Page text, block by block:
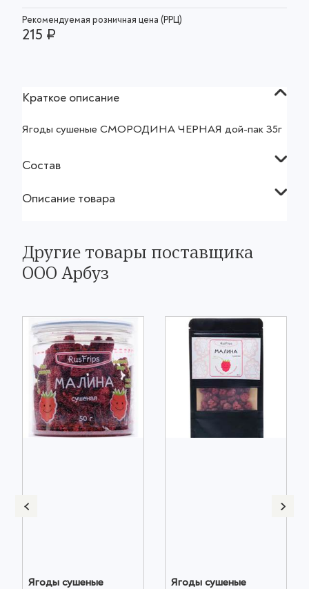
Рекомендуемая розничная цена (РРЦ)
215 ₽
Краткое описание
Ягоды сушеные СМОРОДИНА ЧЕРНАЯ дой-пак 35г
Состав
Описание товара
Другие товары поставщика
ООО Арбуз
Ягоды сушеные
Ягоды сушеные